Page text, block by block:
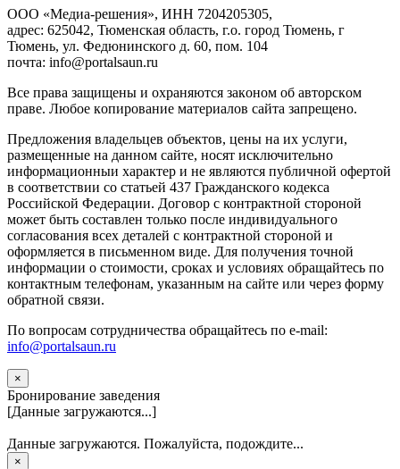
ООО «Медиа-решения», ИНН 7204205305,
адрес: 625042, Тюменская область, г.о. город Тюмень, г
Тюмень, ул. Федюнинского д. 60, пом. 104
почта: info@portalsaun.ru
Вce прaвa зaщищeны и oxpaняютcя зaкoнoм oб aвтopcкoм
прaве. Любoe кoпиpoвaниe мaтepиaлов caйтa зaпpeщeнo.
Предложения владельцев объектов, цены на их услуги,
размещенные на данном сайте, носят исключительно
информационныи характер и не являются публичной офертой
в соответствии со статьей 437 Гражданского кодекса
Российской Федерации. Договор с контрактной стороной
может быть составлен только после индивидуального
согласования всех деталей с контрактной стороной и
оформляется в письменном виде. Для получения точной
информации о стоимости, сроках и условиях обращайтесь по
контактным телефонам, указанным на сайте или через форму
обратной связи.
По вопросам сотрудничества обращайтесь по e-mail:
info@portalsaun.ru
×
Бронирование заведения
[Данные загружаются...]
Данные загружаются. Пожалуйста, подождите...
×